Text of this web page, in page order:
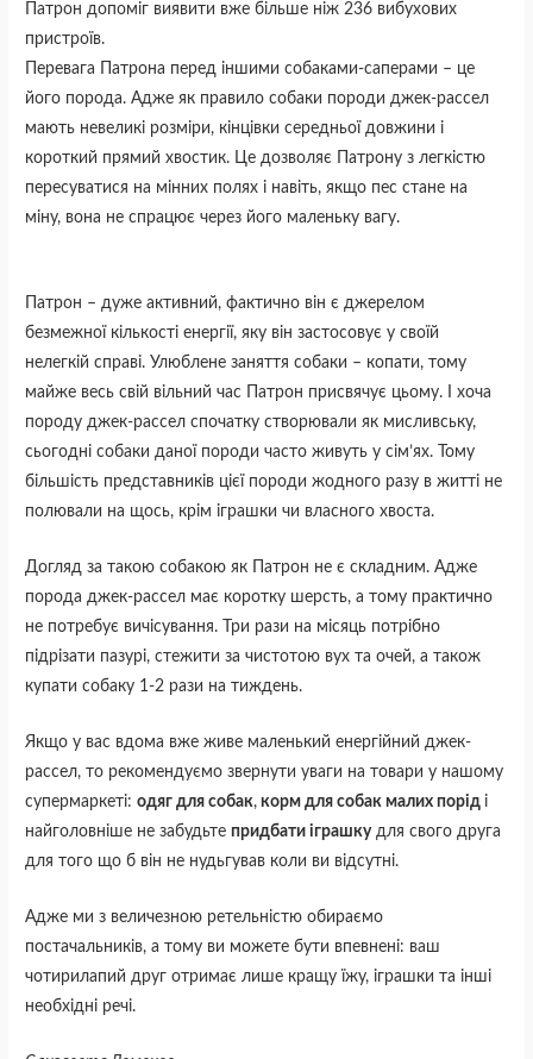
Патрон допоміг виявити вже більше ніж 236 вибухових
пристроїв.
Перевага Патрона перед іншими собаками-саперами – це
його порода. Адже як правило собаки породи джек-рассел
мають невеликі розміри, кінцівки середньої довжини і
короткий прямий хвостик. Це дозволяє Патрону з легкістю
пересуватися на мінних полях і навіть, якщо пес стане на
міну, вона не спрацює через його маленьку вагу.
Патрон – дуже активний, фактично він є джерелом
безмежної кількості енергії, яку він застосовує у своїй
нелегкій справі. Улюблене заняття собаки – копати, тому
майже весь свій вільний час Патрон присвячує цьому. І хоча
породу джек-рассел спочатку створювали як мисливську,
сьогодні собаки даної породи часто живуть у сім’ях. Тому
більшість представників цієї породи жодного разу в житті не
полювали на щось, крім іграшки чи власного хвоста.
Догляд за такою собакою як Патрон не є складним. Адже
порода джек-рассел має коротку шерсть, а тому практично
не потребує вичісування. Три рази на місяць потрібно
підрізати пазурі, стежити за чистотою вух та очей, а також
купати собаку 1-2 рази на тиждень.
Якщо у вас вдома вже живе маленький енергійний джек-
рассел, то рекомендуємо звернути уваги на товари у нашому
супермаркеті:одяг для собак, корм для собак малих порід і
найголовніше не забудьтепридбати іграшкудля свого друга
для того що б він не нудьгував коли ви відсутні.
Адже ми з величезною ретельністю обираємо
постачальників, а тому ви можете бути впевнені: ваш
чотирилапий друг отримає лише кращу їжу, іграшки та інші
необхідні речі.